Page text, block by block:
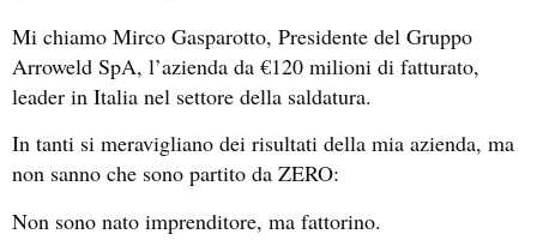
Mi chiamo Mirco Gasparotto, Presidente del Gruppo
Arroweld SpA, l’azienda da €120 milioni di fatturato,
leader in Italia nel settore della saldatura.
In tanti si meravigliano dei risultati della mia azienda, ma
non sanno che sono partito da ZERO:
Non sono nato imprenditore, ma fattorino.